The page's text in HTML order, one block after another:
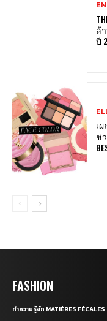
ล้
ปี
เ
ช่
FASHION
ทำความรู้จัก MATIÈRES